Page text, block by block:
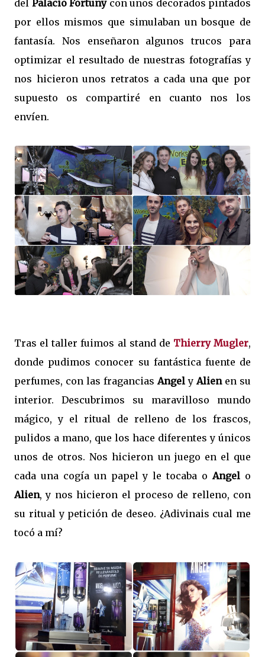
del Palacio Fortunycon unos decorados pintados
por ellos mismos que simulaban un bosque de
fantasía. Nos enseñaron algunos trucos para
optimizar el resultado de nuestras fotografías y
nos hicieron unos retratos a cada una que por
supuesto os compartiré en cuanto nos los
envíen.
Tras el taller fuimos al stand de Thierry Mugler,
donde pudimos conocer su fantástica fuente de
perfumes, con las fraganciasAngelyAlien en su
interior. Descubrimos su maravilloso mundo
mágico, y el ritual de relleno de los frascos,
pulidos a mano, que los hace diferentes y únicos
unos de otros. Nos hicieron un juego en el que
cada una cogía un papel y le tocaba oAngel o
Alien, y nos hicieron el proceso de relleno, con
su ritual y petición de deseo. ¿Adivinais cual me
tocó a mí?